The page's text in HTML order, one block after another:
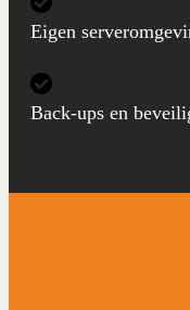
Eigen
Back-ups en